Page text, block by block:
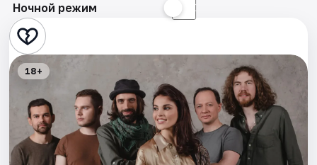
Театр
Стендап
Квесты
Экскурсии
Ночной режим ☾
18+